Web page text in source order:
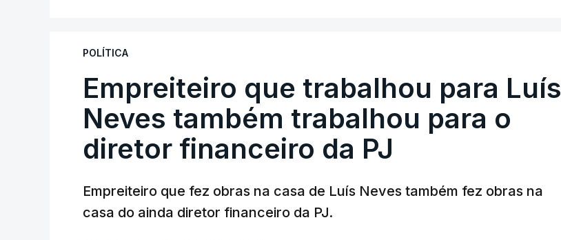
POLÍTICA
Empreiteiro que trabalhou para Luís
Neves também trabalhou para o
diretor financeiro da PJ
Empreiteiro que fez obras na casa de Luís Neves também fez obras na
casa do ainda diretor financeiro da PJ.